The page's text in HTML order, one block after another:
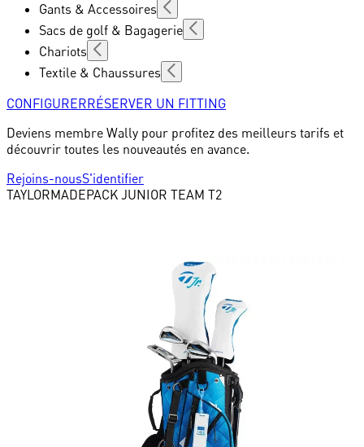
Gants & Accessoires
Sacs de golf & Bagagerie
Chariots
Textile & Chaussures
CONFIGURERRÉSERVER UN FITTING
Deviens membre Wally pour profitez des meilleurs tarifs et
découvrir toutes les nouveautés en avance.
Rejoins-nousS'identifier
TAYLORMADEPACK JUNIOR TEAM T2